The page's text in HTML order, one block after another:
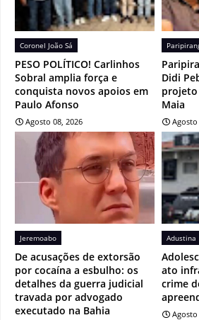
Coronel João Sá
PESO POLÍTICO! Carlinhos
Sobral amplia força e
conquista novos apoios em
Paulo Afonso
Agosto 08, 2026
Didi
Maia
Agosto
Jeremoabo
De acusações de extorsão
por cocaína a esbulho: os
detalhes da guerra judicial
travada por advogado
executado na Bahia
Adustina
ato
crime
Agosto